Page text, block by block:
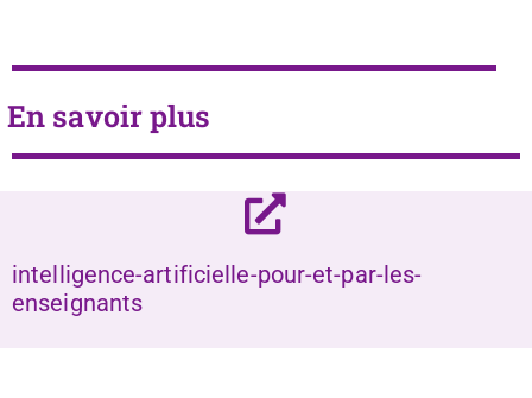
En savoir plus
intelligence-artificielle-pour-et-par-les-
enseignants